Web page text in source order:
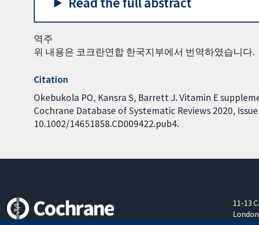
역주
위 내용은 코크란연합 한국지부에서 번역하였습니다.
Citation
Okebukola PO, Kansra S, Barrett J. Vitamin E
Cochrane Database of Systematic Reviews 2020, Issue
10.1002/14651858.CD009422.pub4.
11-13
London